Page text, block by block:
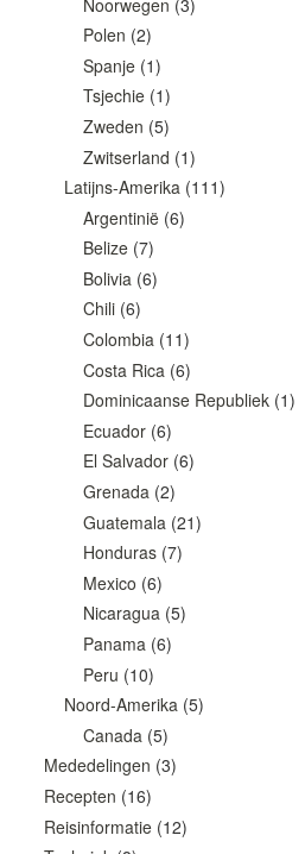
Polen (2)
Spanje (1)
Tsjechie (1)
Zweden (5)
Zwitserland (1)
Latijns-Amerika(111)
Argentinië (6)
Belize (7)
Bolivia (6)
Chili (6)
Colombia (11)
Costa Rica (6)
Dominicaanse Republiek (1)
Ecuador (6)
El Salvador (6)
Grenada (2)
Guatemala (21)
Honduras (7)
Mexico (6)
Nicaragua (5)
Panama (6)
Peru (10)
Noord-Amerika(5)
Canada (5)
Mededelingen (3)
Recepten (16)
Reisinformatie(12)